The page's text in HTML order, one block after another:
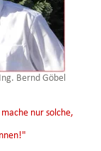
Bernd Göbel
nur solche,